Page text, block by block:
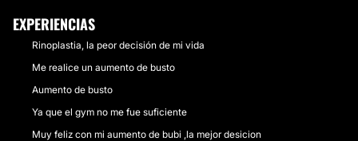
EXPERIENCIAS
Rinoplastia, la peor decisión de mi vida
Me realice un aumento de busto
Aumento de busto
Ya que el gym no me fue suficiente
Muy feliz con mi aumento de bubi ,la mejor desicion